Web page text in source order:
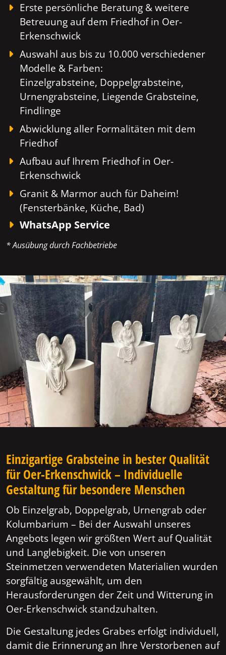
Erste persönliche Beratung & weitere
Betreuung auf dem Friedhof in Oer-
Erkenschwick
Auswahl aus bis zu 10.000 verschiedener
Modelle & Farben:
Einzelgrabsteine, Doppelgrabsteine,
Urnengrabsteine, Liegende Grabsteine,
Findlinge
Abwicklung aller Formalitäten mit dem
Friedhof
Aufbau auf Ihrem Friedhof in Oer-
Erkenschwick
Granit & Marmor auch für Daheim!
(Fensterbänke, Küche, Bad)
WhatsApp Service
* Ausübung durch Fachbetriebe
Einzigartige Grabsteine in bester Qualität
für Oer-Erkenschwick – Individuelle
Gestaltung für besondere Menschen
Ob Einzelgrab, Doppelgrab, Urnengrab oder
Kolumbarium – Bei der Auswahl unseres
Angebots legen wir größten Wert auf Qualität
und Langlebigkeit. Die von unseren
Steinmetzen verwendeten Materialien wurden
sorgfältig ausgewählt, um den
Herausforderungen der Zeit und Witterung in
Oer-Erkenschwick standzuhalten.
Die Gestaltung jedes Grabes erfolgt individuell,
damit die Erinnerung an Ihre Verstorbenen auf